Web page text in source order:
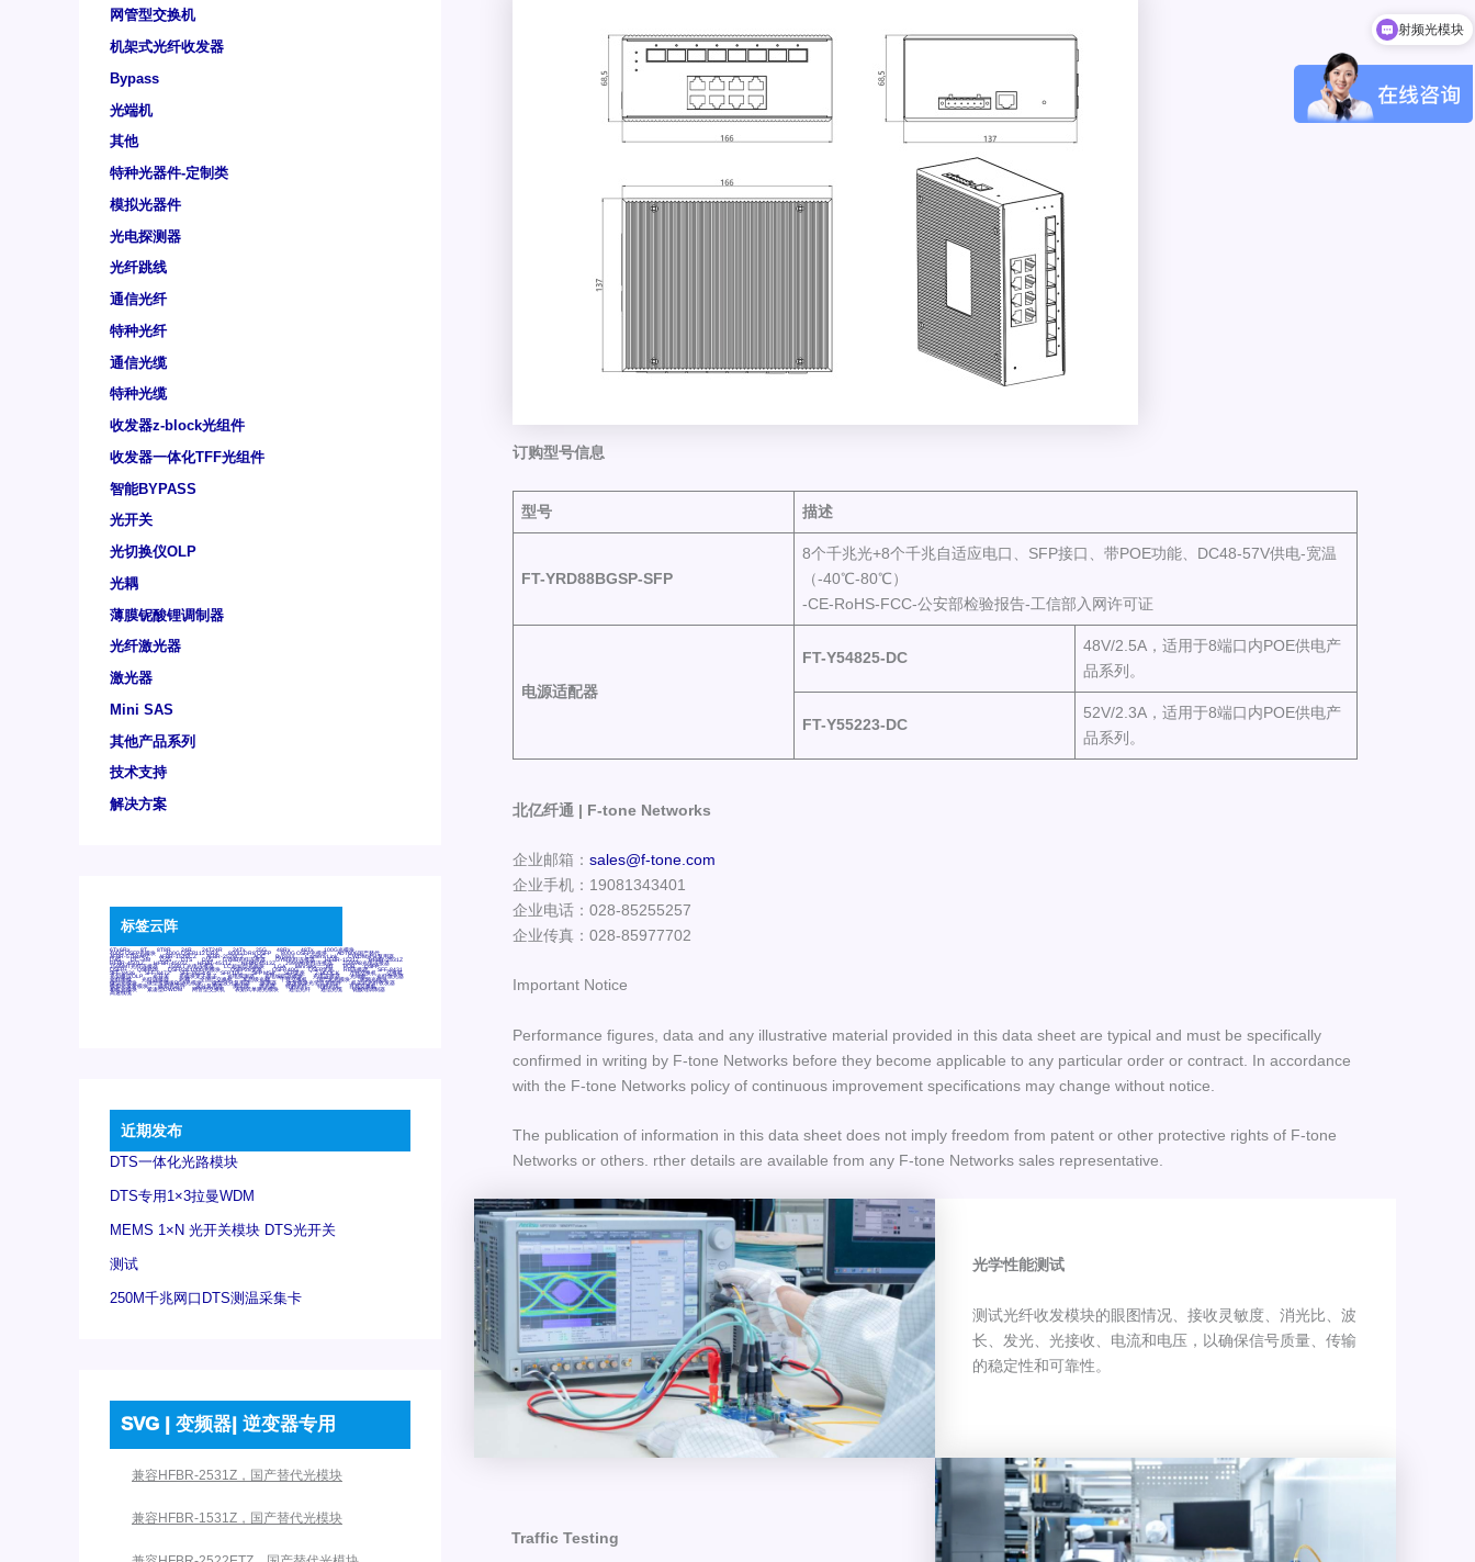
网管型交换机
机架式光纤收发器
Bypass
光端机
其他
特种光器件-定制类
模拟光器件
光电探测器
光纤跳线
通信光纤
特种光纤
通信光缆
特种光缆
收发器z-block光组件
收发器一体化TFF光组件
智能BYPASS
光开关
光切换仪OLP
光耦
薄膜铌酸锂调制器
光纤激光器
激光器
Mini SAS
其他产品系列
技术支持
解决方案
标签云阵
6Tx6Rx 8T 8T8R 24R 24T24R 24Tx 25G 48Rx 48Tx 100G光模块
400G OSFP光模块 400G QSFP112 DR4 800G DR8 OSFP 800G OSFP光模块 AD7606国产替代
AFBR-57B4APZ AFBR-1528CZ AFBR-2528CZ AOC Bypass Camera Link CWDM波分复用器
DAS DC~4M DSS DTS DVS GYMB光纤连接器 GYM光纤连接器 HFBR-1531Z HFBR-2531Z
HFBR-4501Z HFBR-4503Z HFBR-4511Z HFBR-4513Z J599A6光纤连接器 J599A8光电连接器
J599MT光纤连接器 J599Ⅰ光电连接器 LC超短型光模块 LGA Mini SAS MT POB QSFP
QSFP+ QSFP28 QSFP28 100G光模块 QSFP28笼座 QSFP 40G QSFP笼座 RP连接器 SFF-8431
SFF-8436 SFF-8472 SFF-8654 4i SFP 10G SFP MSA SFP笼座 Z-BLOCK 万兆交换机 交换机
光切换仪OLP 光开关 光模块笼子座子 光电探测器 光电编码器模块 光电连接器 光端机 光纤激光器
光纤跳线 光纤连接器 光耦 全国产交换机 军品级光耦 千兆交换机 国产化光模块 射频光模块
微型光模块 微型可插拔BGA光模块 微型波分复用器 探测器 收发模块光学引擎组件 机架式光纤收发器
模拟光发射模块 模拟光器件 波分复用器 测试版 激光器 特种光纤 特种光缆 百兆交换机
相机光模块 紧凑型DWDM 网管型交换机 表贴式单路光模块 通信光纤 通信光缆 铌酸锂调制器
高速线缆
近期发布
DTS一体化光路模块
DTS专用1×3拉曼WDM
MEMS 1×N 光开关模块 DTS光开关
测试
250M千兆网口DTS测温采集卡
SVG | 变频器| 逆变器专用
兼容HFBR-2531Z，国产替代光模块
兼容HFBR-1531Z，国产替代光模块
订购型号信息
型号 描述
FT-YRD88BGSP-SFP
8个千兆光+8个千兆自适应电口、SFP接口、带POE功能、DC48-57V供电-宽温
（-40℃-80℃）
-CE-RoHS-FCC-公安部检验报告-工信部入网许可证
电源适配器
FT-Y54825-DC
48V/2.5A，适用于8端口内POE供电产
品系列。
FT-Y55223-DC
52V/2.3A，适用于8端口内POE供电产
品系列。
北亿纤通 | F-tone Networks
企业邮箱： sales@f-tone.com
企业手机：19081343401
企业电话：028-85255257
企业传真：028-85977702
Important Notice
Performance figures, data and any illustrative material provided in this data sheet are typical and must be specifically
confirmed in writing by F-tone Networks before they become applicable to any particular order or contract. In accordance
with the F-tone Networks policy of continuous improvement specifications may change without notice.
The publication of information in this data sheet does not imply freedom from patent or other protective rights of F-tone
Networks or others. rther details are available from any F-tone Networks sales representative.
光学性能测试
测试光纤收发模块的眼图情况、接收灵敏度、消光比、波
长、发光、光接收、电流和电压，以确保信号质量、传输
的稳定性和可靠性。
Traffic Testing
800G/400G/200G光模块